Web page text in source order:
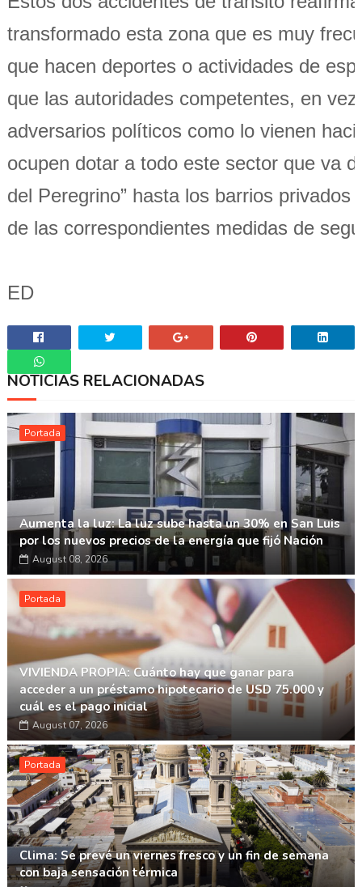
transformado esta zona que es muy
que hacen deportes o actividades de
que las autoridades competentes, en
adversarios políticos como lo vienen
ocupen dotar a todo este sector que va
del Peregrino” hasta los barrios
de las correspondientes medidas de
ED
Whatsapp
NOTICIAS RELACIONADAS
Portada
Aumenta la luz: La luz sube hasta un 30% en San Luis
por los nuevos precios de la energía que fijó Nación
August 08, 2026
Portada
VIVIENDA PROPIA: Cuánto hay que ganar para
acceder a un préstamo hipotecario de USD 75.000 y
cuál es el pago inicial
August 07, 2026
Portada
Clima: Se prevé un viernes fresco y un fin de semana
con baja sensación térmica